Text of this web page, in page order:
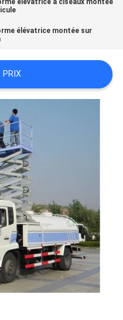
élévatrice à ciseaux montée
élévatrice montée sur
PRIX